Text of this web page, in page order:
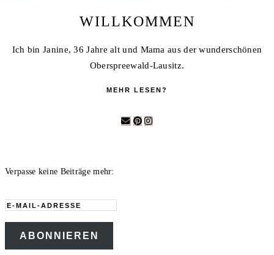
WILLKOMMEN
Ich bin Janine, 36 Jahre alt und Mama aus der wunderschönen
Oberspreewald-Lausitz.
MEHR LESEN?
Verpasse keine Beiträge mehr:
E-
Mail-
Adresse
ABONNIEREN